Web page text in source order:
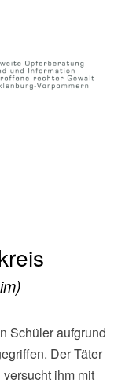
Der Täter
ihm mit